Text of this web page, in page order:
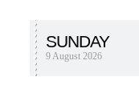
SUNDAY
9 August 2026